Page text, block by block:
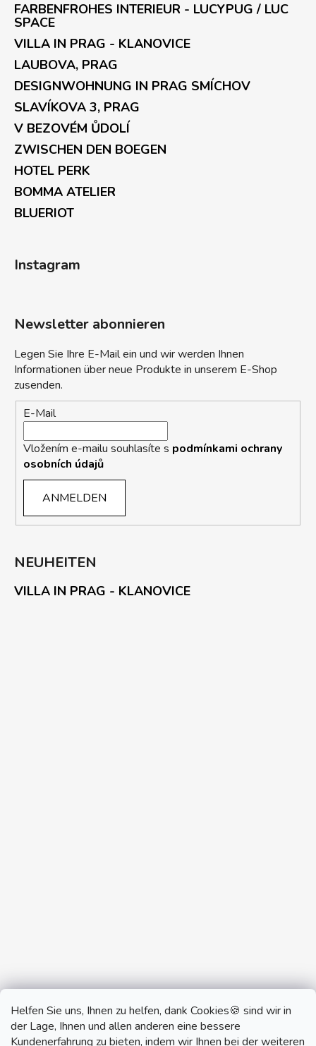
Helfen Sie uns, Ihnen zu helfen, dank Cookies🍪 sind wir in
der Lage, Ihnen und allen anderen eine bessere
Kundenerfahrung zu bieten, indem wir Ihnen bei der weiteren
FARBENFROHES INTERIEUR - LUCYPUG / LUC
SPACE
VILLA IN PRAG - KLANOVICE
LAUBOVA, PRAG
DESIGNWOHNUNG IN PRAG SMÍCHOV
SLAVÍKOVA 3, PRAG
V BEZOVÉM ŮDOLÍ
ZWISCHEN DEN BOEGEN
HOTEL PERK
BOMMA ATELIER
BLUERIOT
Instagram
Newsletter abonnieren
Legen Sie Ihre E-Mail ein und wir werden Ihnen
Informationen über neue Produkte in unserem E-Shop
zusenden.
E-Mail
Vložením e-mailu souhlasíte s podmínkami ochrany
osobních údajů
ANMELDEN
NEUHEITEN
VILLA IN PRAG - KLANOVICE